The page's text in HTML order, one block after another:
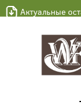
Актуальные